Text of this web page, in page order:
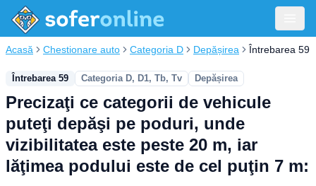
Acasă Chestionare auto Categoria D Depășirea Întrebarea 59
Întrebarea 59 Categoria D, D1, Tb, Tv Depășirea
Precizaţi ce categorii de vehicule
puteţi depăşi pe poduri, unde
vizibilitatea este peste 20 m, iar
lăţimea podului este de cel puţin 7 m: